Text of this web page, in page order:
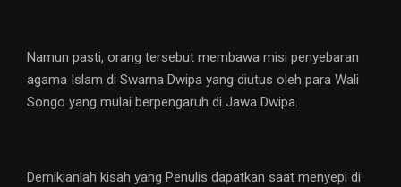
Namun pasti, orang tersebut membawa misi penyebaran
agama Islam di Swarna Dwipa yang diutus oleh para Wali
Songo yang mulai berpengaruh di Jawa Dwipa.
Demikianlah kisah yang Penulis dapatkan saat menyepi di